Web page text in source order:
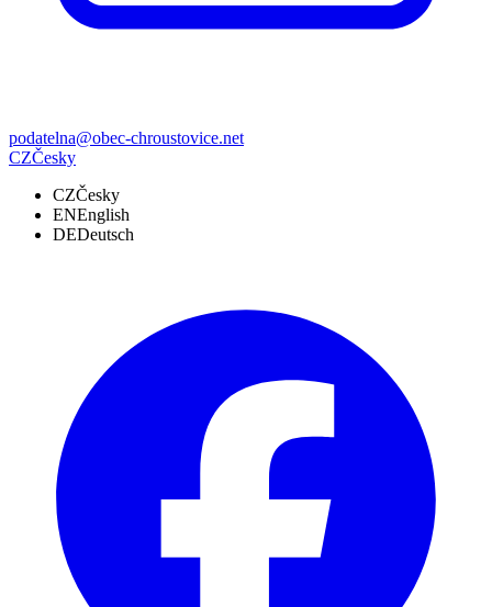
podatelna@obec-chroustovice.net
CZČesky
CZČesky
ENEnglish
DEDeutsch